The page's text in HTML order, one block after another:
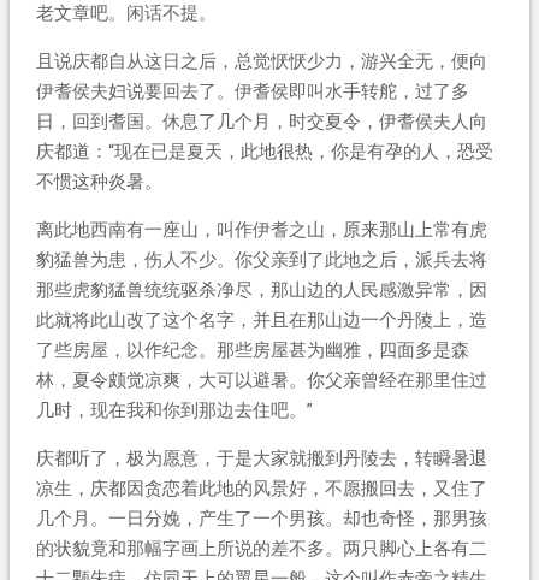
老文章吧。闲话不提。
且说庆都自从这日之后，总觉恹恹少力，游兴全无，便向
伊耆侯夫妇说要回去了。伊耆侯即叫水手转舵，过了多
日，回到耆国。休息了几个月，时交夏令，伊耆侯夫人向
庆都道：“现在已是夏天，此地很热，你是有孕的人，恐受
不惯这种炎暑。
离此地西南有一座山，叫作伊耆之山，原来那山上常有虎
豹猛兽为患，伤人不少。你父亲到了此地之后，派兵去将
那些虎豹猛兽统统驱杀净尽，那山边的人民感激异常，因
此就将此山改了这个名字，并且在那山边一个丹陵上，造
了些房屋，以作纪念。那些房屋甚为幽雅，四面多是森
林，夏令颇觉凉爽，大可以避暑。你父亲曾经在那里住过
几时，现在我和你到那边去住吧。”
庆都听了，极为愿意，于是大家就搬到丹陵去，转瞬暑退
凉生，庆都因贪恋着此地的风景好，不愿搬回去，又住了
几个月。一日分娩，产生了一个男孩。却也奇怪，那男孩
的状貌竟和那幅字画上所说的差不多。两只脚心上各有二